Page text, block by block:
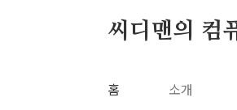
씨디맨의 컴
홈 소개